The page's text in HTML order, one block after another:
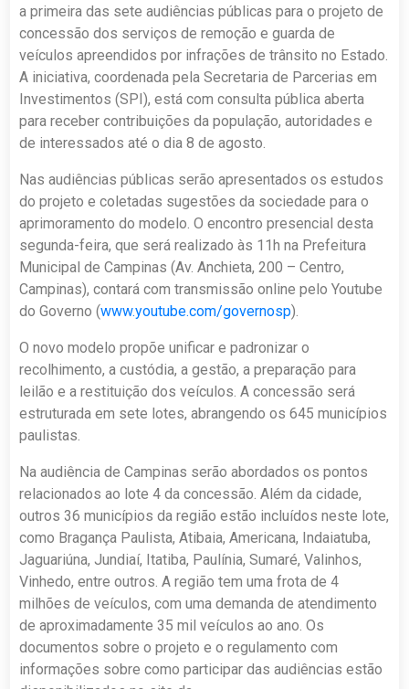
a primeira das sete audiências públicas para o projeto de
concessão dos serviços de remoção e guarda de
veículos apreendidos por infrações de trânsito no Estado.
A iniciativa, coordenada pela Secretaria de Parcerias em
Investimentos (SPI), está com consulta pública aberta
para receber contribuições da população, autoridades e
de interessados até o dia 8 de agosto.
Nas audiências públicas serão apresentados os estudos
do projeto e coletadas sugestões da sociedade para o
aprimoramento do modelo. O encontro presencial desta
segunda-feira, que será realizado às 11h na Prefeitura
Municipal de Campinas (Av. Anchieta, 200 – Centro,
Campinas), contará com transmissão online pelo Youtube
do Governo (www.youtube.com/governosp).
O novo modelo propõe unificar e padronizar o
recolhimento, a custódia, a gestão, a preparação para
leilão e a restituição dos veículos. A concessão será
estruturada em sete lotes, abrangendo os 645 municípios
paulistas.
Na audiência de Campinas serão abordados os pontos
relacionados ao lote 4 da concessão. Além da cidade,
outros 36 municípios da região estão incluídos neste lote,
como Bragança Paulista, Atibaia, Americana, Indaiatuba,
Jaguariúna, Jundiaí, Itatiba, Paulínia, Sumaré, Valinhos,
Vinhedo, entre outros. A região tem uma frota de 4
milhões de veículos, com uma demanda de atendimento
de aproximadamente 35 mil veículos ao ano. Os
documentos sobre o projeto e o regulamento com
informações sobre como participar das audiências estão